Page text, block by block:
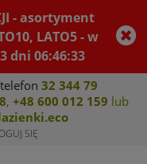
- asortyment
LATO5 - w
dni06:46:33
telefon 32 344 79
, +48 600 012 159 lub
SIĘ